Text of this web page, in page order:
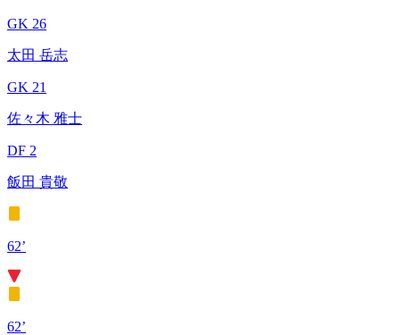
GK 26
太田 岳志
GK 21
佐々木 雅士
DF 2
飯田 貴敬
62’
62’